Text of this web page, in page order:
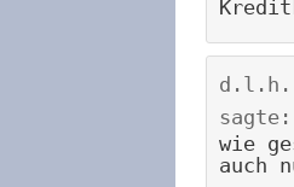
d.l.h.
sagte:
wie
auch